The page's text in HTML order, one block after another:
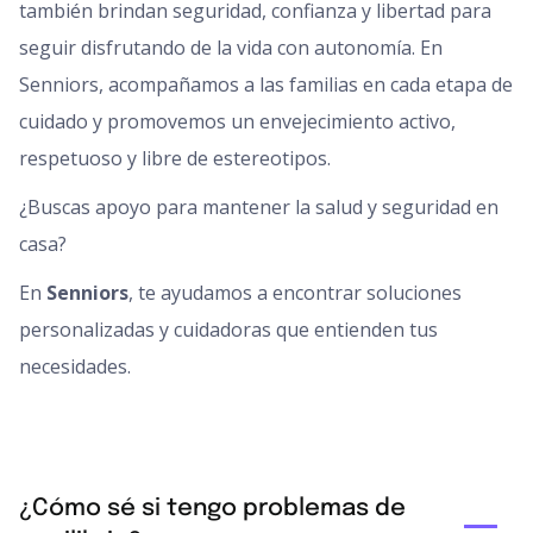
también brindan seguridad, confianza y libertad para
seguir disfrutando de la vida con autonomía. En
Senniors, acompañamos a las familias en cada etapa de
cuidado y promovemos un envejecimiento activo,
respetuoso y libre de estereotipos.
¿Buscas apoyo para mantener la salud y seguridad en
casa?
En Senniors, te ayudamos a encontrar soluciones
personalizadas y cuidadoras que entienden tus
necesidades.
¿Cómo sé si tengo problemas de